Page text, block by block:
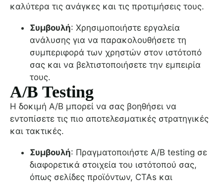
καλύτερα τις ανάγκες και τις προτιμήσεις τους.
Συμβουλή: Χρησιμοποιήστε εργαλεία
ανάλυσης για να παρακολουθήσετε τη
συμπεριφορά των χρηστών στον ιστότοπό
σας και να βελτιστοποιήσετε την εμπειρία
τους.
A/B Testing
Η δοκιμή A/B μπορεί να σας βοηθήσει να
εντοπίσετε τις πιο αποτελεσματικές στρατηγικές
και τακτικές.
Συμβουλή: Πραγματοποιήστε A/B testing σε
διαφορετικά στοιχεία του ιστότοπού σας,
όπως σελίδες προϊόντων, CTAs και